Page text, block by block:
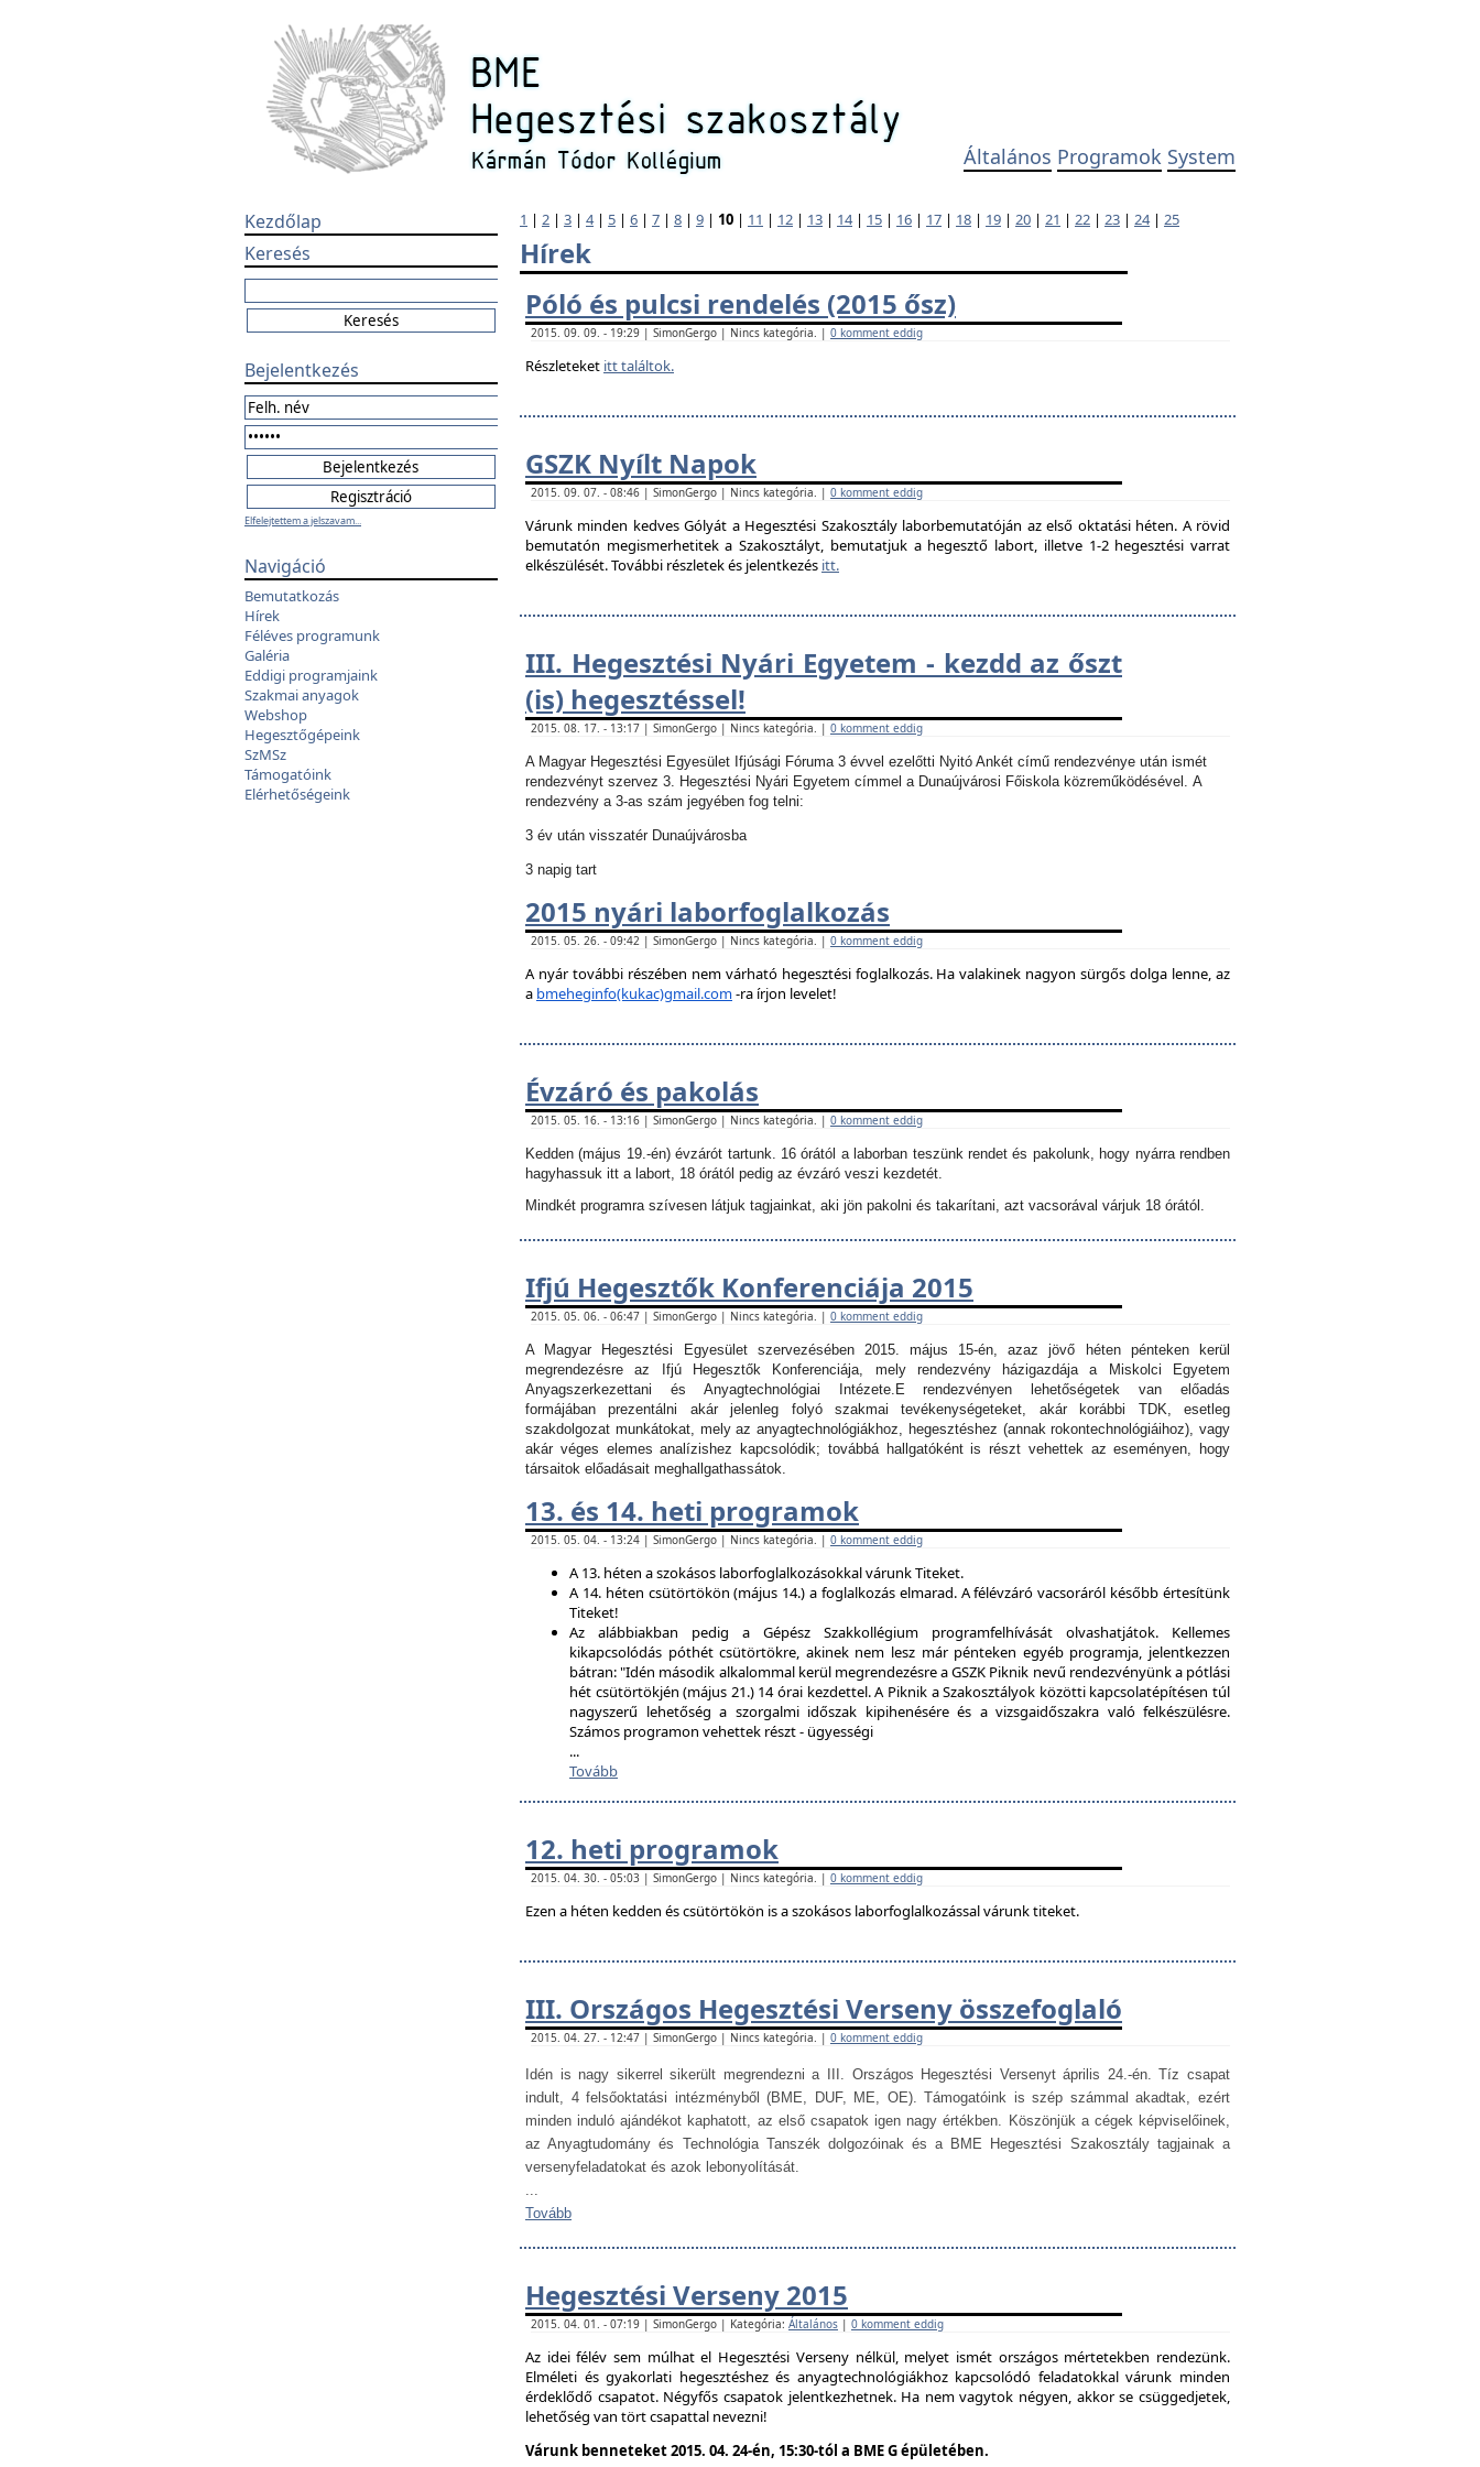
Általános Programok System
Kezdőlap
Keresés
Bejelentkezés
Elfelejtettem a jelszavam...
Navigáció
Bemutatkozás
Hírek
Féléves programunk
Galéria
Eddigi programjaink
Szakmai anyagok
Webshop
Hegesztőgépeink
SzMSz
Támogatóink
Elérhetőségeink
1 | 2 | 3 | 4| 5 | 6 | 7 | 8 | 9 | 10 | 11 | 12 | 13 | 14| 15 | 16 | 17 | 18 | 19 | 20 | 21 | 22 | 23 | 24| 25
Hírek
Póló és pulcsi rendelés (2015 ősz)
2015. 09. 09. - 19:29 | SimonGergo | Nincs kategória. | 0 komment eddig
Részleteket itt találtok.
GSZK Nyílt Napok
2015. 09. 07. - 08:46 | SimonGergo | Nincs kategória. | 0 komment eddig
Várunk minden kedves Gólyát a Hegesztési Szakosztály laborbemutatóján az első oktatási héten. A rövid
bemutatón megismerhetitek a Szakosztályt, bemutatjuk a hegesztő labort, illetve 1-2 hegesztési varrat
elkészülését. További részletek és jelentkezés itt.
III. Hegesztési Nyári Egyetem - kezdd az őszt
(is) hegesztéssel!
2015. 08. 17. - 13:17 | SimonGergo | Nincs kategória. | 0 komment eddig
A Magyar Hegesztési Egyesület Ifjúsági Fóruma 3 évvel ezelőtti Nyitó Ankét című rendezvénye után ismét
rendezvényt szervez 3. Hegesztési Nyári Egyetem címmel a Dunaújvárosi Főiskola közreműködésével. A
rendezvény a 3-as szám jegyében fog telni:
3 év után visszatér Dunaújvárosba
3 napig tart
2015 nyári laborfoglalkozás
2015. 05. 26. - 09:42 | SimonGergo | Nincs kategória. | 0 komment eddig
A nyár további részében nem várható hegesztési foglalkozás. Ha valakinek nagyon sürgős dolga lenne, az
a bmeheginfo(kukac)gmail.com-ra írjon levelet!
Évzáró és pakolás
2015. 05. 16. - 13:16 | SimonGergo | Nincs kategória. | 0 komment eddig
Kedden (május 19.-én) évzárót tartunk. 16 órától a laborban teszünk rendet és pakolunk, hogy nyárra rendben
hagyhassuk itt a labort, 18 órától pedig az évzáró veszi kezdetét.
Mindkét programra szívesen látjuk tagjainkat, aki jön pakolni és takarítani, azt vacsorával várjuk 18 órától.
Ifjú Hegesztők Konferenciája 2015
2015. 05. 06. - 06:47 | SimonGergo | Nincs kategória. | 0 komment eddig
A Magyar Hegesztési Egyesület szervezésében 2015. május 15-én, azaz jövő héten pénteken kerül
megrendezésre az Ifjú Hegesztők Konferenciája, mely rendezvény házigazdája a Miskolci Egyetem
Anyagszerkezettani és Anyagtechnológiai Intézete. E rendezvényen lehetőségetek van előadás
formájában prezentálni akár jelenleg folyó szakmai tevékenységeteket, akár korábbi TDK, esetleg
szakdolgozat munkátokat, mely az anyagtechnológiákhoz, hegesztéshez (annak rokontechnológiáihoz), vagy
akár véges elemes analízishez kapcsolódik; továbbá hallgatóként is részt vehettek az eseményen, hogy
társaitok előadásait meghallgathassátok.
13. és 14. heti programok
2015. 05. 04. - 13:24 | SimonGergo | Nincs kategória. | 0 komment eddig
A 13. héten a szokásos laborfoglalkozásokkal várunk Titeket.
A 14. héten csütörtökön (május 14.) a foglalkozás elmarad. A félévzáró vacsoráról később értesítünk
Titeket!
Az alábbiakban pedig a Gépész Szakkollégium programfelhívását olvashatjátok. Kellemes
kikapcsolódás póthét csütörtökre, akinek nem lesz már pénteken egyéb programja, jelentkezzen
bátran: "Idén második alkalommal kerül megrendezésre a GSZK Piknik nevű rendezvényünk a pótlási
hét csütörtökjén (május 21.) 14 órai kezdettel. A Piknik a Szakosztályok közötti kapcsolatépítésen túl
nagyszerű lehetőség a szorgalmi időszak kipihenésére és a vizsgaidőszakra való felkészülésre.
Számos programon vehettek részt - ügyességi
...
Tovább
12. heti programok
2015. 04. 30. - 05:03 | SimonGergo | Nincs kategória. | 0 komment eddig
Ezen a héten kedden és csütörtökön is a szokásos laborfoglalkozással várunk titeket.
III. Országos Hegesztési Verseny összefoglaló
2015. 04. 27. - 12:47 | SimonGergo | Nincs kategória. | 0 komment eddig
Idén is nagy sikerrel sikerült megrendezni a III. Országos Hegesztési Versenyt április 24.-én. Tíz csapat
indult, 4 felsőoktatási intézményből (BME, DUF, ME, OE). Támogatóink is szép számmal akadtak, ezért
minden induló ajándékot kaphatott, az első csapatok igen nagy értékben. Köszönjük a cégek képviselőinek,
az Anyagtudomány és Technológia Tanszék dolgozóinak és a BME Hegesztési Szakosztály tagjainak a
versenyfeladatokat és azok lebonyolítását.
...
Tovább
Hegesztési Verseny 2015
2015. 04. 01. - 07:19 | SimonGergo | Kategória: Általános | 0 komment eddig
Az idei félév sem múlhat el Hegesztési Verseny nélkül, melyet ismét országos mértetekben rendezünk.
Elméleti és gyakorlati hegesztéshez és anyagtechnológiákhoz kapcsolódó feladatokkal várunk minden
érdeklődő csapatot. Négyfős csapatok jelentkezhetnek. Ha nem vagytok négyen, akkor se csüggedjetek,
lehetőség van tört csapattal nevezni!
Várunk benneteket 2015. 04. 24-én, 15:30-tól a BME G épületében.